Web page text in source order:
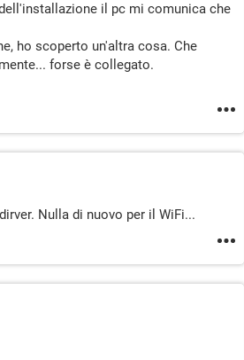
il pc mi comunica che
ho scoperto un'altra cosa. Che
forse è collegato.
Nulla di nuovo per il WiFi...